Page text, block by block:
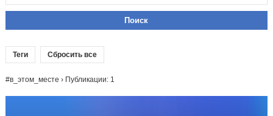
Теги Сбросить все
#в_этом_месте › Публикации: 1